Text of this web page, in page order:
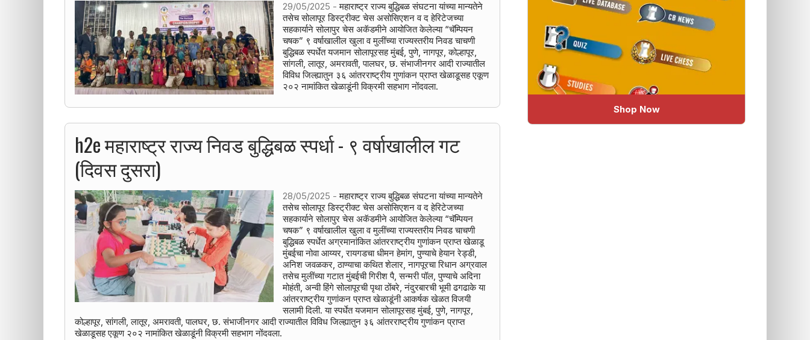
29/05/2025 - महाराष्ट्र राज्य बुद्धिबळ संघटना यांच्या मान्यतेने
तसेच सोलापूर डिस्ट्रीक्ट चेस असोसिएशन व द हेरिटेजच्या
सहकार्याने सोलापुर चेस अकॅडमीने आयोजित केलेल्या “चॅम्पियन
चषक” ९ वर्षाखालील खुला व मुलींच्या राज्यस्तरीय निवड चाचणी
बुद्धिबळ स्पर्धेत यजमान सोलापूरसह मुंबई, पुणे, नागपूर, कोल्हापूर,
सांगली, लातूर, अमरावती, पालघर, छ. संभाजीनगर आदी राज्यातील
विविध जिल्ह्यातुन ३६ आंतरराष्ट्रीय गुणांकन प्राप्त खेळाडूसह एकूण
२०२ नामांकित खेळाडूंनी विक्रमी सहभाग नोंदवला.
h2e महाराष्ट्र राज्य निवड बुद्धिबळ स्पर्धा - ९ वर्षाखालील गट
(दिवस दुसरा)
28/05/2025 - महाराष्ट्र राज्य बुद्धिबळ संघटना यांच्या मान्यतेने
तसेच सोलापूर डिस्ट्रीक्ट चेस असोसिएशन व द हेरिटेजच्या
सहकार्याने सोलापुर चेस अकॅडमीने आयोजित केलेल्या “चॅम्पियन
चषक” ९ वर्षाखालील खुला व मुलींच्या राज्यस्तरीय निवड चाचणी
बुद्धिबळ स्पर्धेत अग्रमानांकित आंतरराष्ट्रीय गुणांकन प्राप्त खेळाडू
मुंबईचा नोवा आय्यर, रायगडचा धीमन हेमांग, पुण्याचे हेयान रेड्डी,
अनिश जवळकर, ठाण्याचा कथित शेलार, नागपूरचा रिधान अग्रवाल
तसेच मुलींच्या गटात मुंबईची गिरीश पै, सन्मरी पॉल, पुण्याचे अदिना
मोहंती, अन्वी हिंगे सोलापूरची पृथा ठोंबरे, नंदुरबारची भूमी ढगढाके या
आंतरराष्ट्रीय गुणांकन प्राप्त खेळाडूंनी आकर्षक खेळत विजयी
सलामी दिली. या स्पर्धेत यजमान सोलापूरसह मुंबई, पुणे, नागपूर,
कोल्हापूर, सांगली, लातूर, अमरावती, पालघर, छ. संभाजीनगर आदी राज्यातील विविध जिल्ह्यातुन ३६ आंतरराष्ट्रीय गुणांकन प्राप्त
खेळाडूसह एकूण २०२ नामांकित खेळाडूंनी विक्रमी सहभाग नोंदवला.
Shop Now